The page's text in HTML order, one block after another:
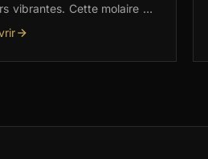
vibrantes. Cette molaire de
stabilisée, avec ses
pour les …